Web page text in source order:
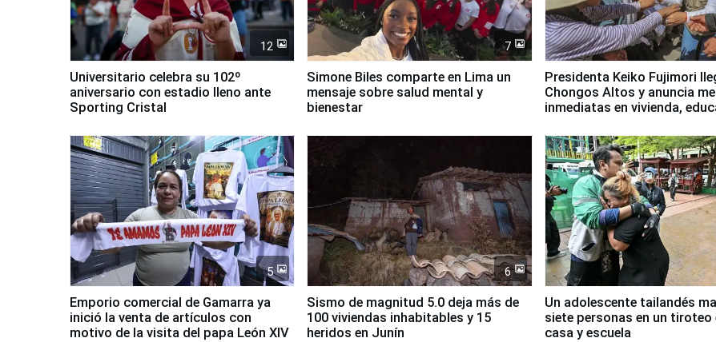
12
Universitario celebra su 102º
aniversario con estadio lleno ante
Sporting Cristal
7
Simone Biles comparte en Lima un
mensaje sobre salud mental y
bienestar
Presidenta Keiko Fujimori
Chongos Altos y anuncia
inmediatas en vivienda,
5
Emporio comercial de Gamarra ya
inició la venta de artículos con
motivo de la visita del papa León XIV
6
Sismo de magnitud 5.0 deja más de
100 viviendas inhabitables y 15
heridos en Junín
Un adolescente tailandés
siete personas en un tiroteo
casa y escuela